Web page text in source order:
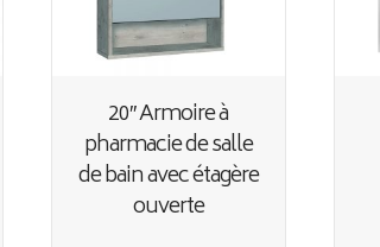
20″ Armoire à
pharmacie de salle
de bain avec étagère
ouverte